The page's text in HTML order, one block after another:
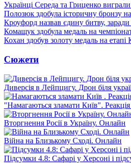
Українці Середа та Гриценко
Полозюк здобула історичну бронзу
Кроуфорд назвав єдину битву,
Комащук здобула медаль на
Кохан здобув золоту медаль на
Сюжети
Диверсія в Лейпцигу. Дрон біля
"Намагаються зламати Київ".
Вторгнення Росії в Україну. Онлайн
Війна на Близькому Сході. Онлайн
Підсумки 4.8: Сафарі у Херсоні і